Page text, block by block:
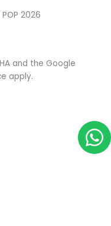
2026
and the Google
apply.